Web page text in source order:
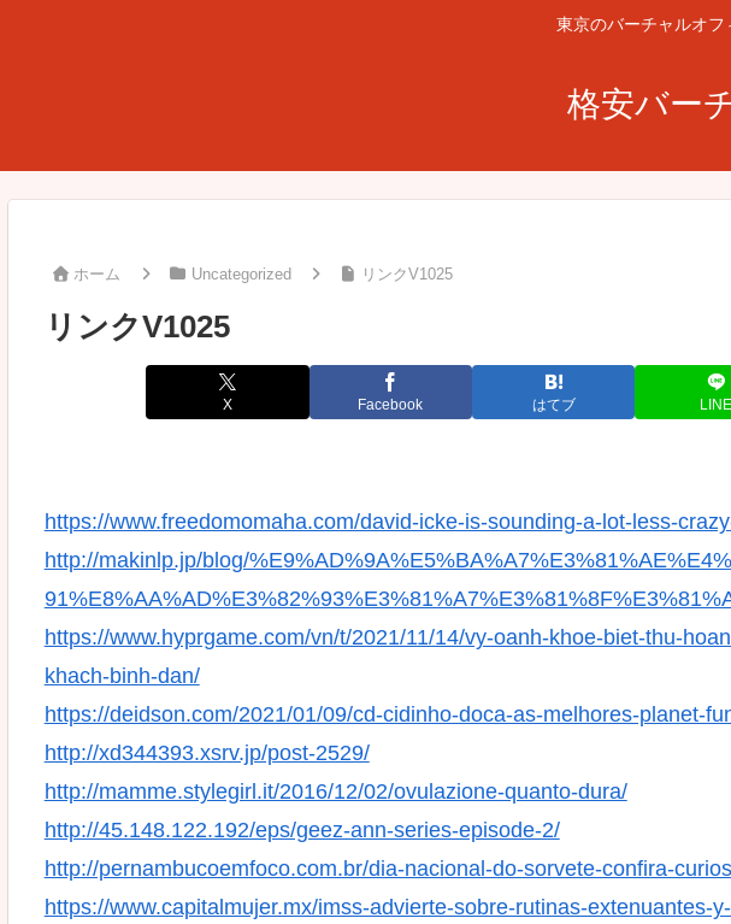
東京のバーチャルオフ
格安バー
ホーム Uncategorized リンクV1025
リンクV1025
X Facebook はてブ LINE
https://www.freedomomaha.com/david-icke-is-sounding-a-lot-less-
http://makinlp.jp/blog/
https://www.hyprgame.com/vn/t/2021/11/14/vy-oanh-khoe-biet-thu-
khach-binh-dan/
https://deidson.com/2021/01/09/cd-cidinho-doca-as-melhores-planet-
http://xd344393.xsrv.jp/post-2529/
http://mamme.stylegirl.it/2016/12/02/ovulazione-quanto-dura/
http://45.148.122.192/eps/geez-ann-series-episode-2/
http://pernambucoemfoco.com.br/dia-nacional-do-sorvete-confira-
https://www.capitalmujer.mx/imss-advierte-sobre-rutinas-extenuantes-